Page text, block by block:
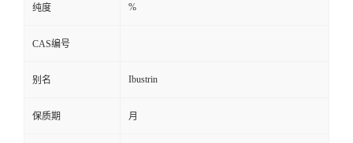
留
言
纯度 %
CAS编号
别名 Ibustrin
保质期 月